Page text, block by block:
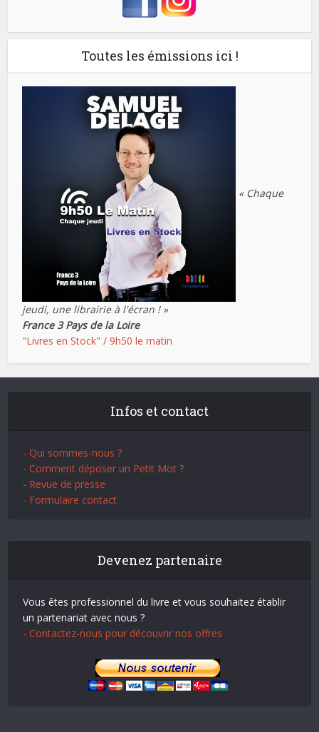
Toutes les émissions ici !
« Chaque
jeudi, une librairie à l'écran ! »
France 3 Pays de la Loire
"Livres en Stock" / 9h50 le matin
Infos et contact
- Qui sommes-nous ?
- Comment déposer un Petit Mot ?
- Revue de presse
- Formulaire contact
Devenez partenaire
Vous êtes professionnel du livre et vous souhaitez établir
un partenariat avec nous ?
- Contactez-nous pour découvrir nos offres